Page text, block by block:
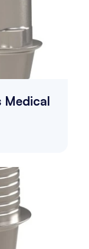
Medical